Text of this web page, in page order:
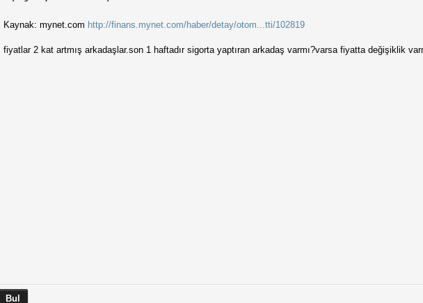
Kaynak: mynet.com http://finans.mynet.com/haber/detay/otom...tti/102819
fiyatlar 2 kat artmış arkadaşlar.son 1 haftadır sigorta yaptıran arkadaş varmı?varsa fiyatta değişiklik